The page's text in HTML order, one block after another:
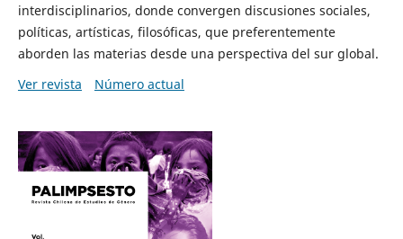
interdisciplinarios, donde convergen discusiones sociales,
políticas, artísticas, filosóficas, que preferentemente
aborden las materias desde una perspectiva del sur global.
Ver revista
Número actual